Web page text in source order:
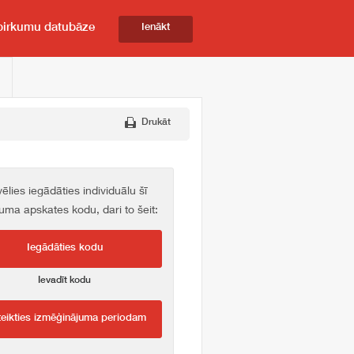
datubāze Ienākt
Drukāt
iegādāties individuālu šī
apskates kodu, dari to šeit:
Iegādāties kodu
Ievadīt kodu
izmēģinājuma periodam